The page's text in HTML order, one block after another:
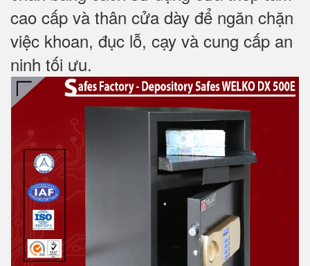
cao cấp và thân cửa dày để ngăn chặn
việc khoan, đục lỗ, cạy và cung cấp an
ninh tối ưu.